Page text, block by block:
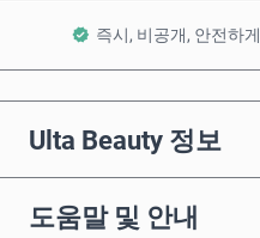
즉시, 비공개, 안전하게
Ulta Beauty 정보
도움말 및 안내